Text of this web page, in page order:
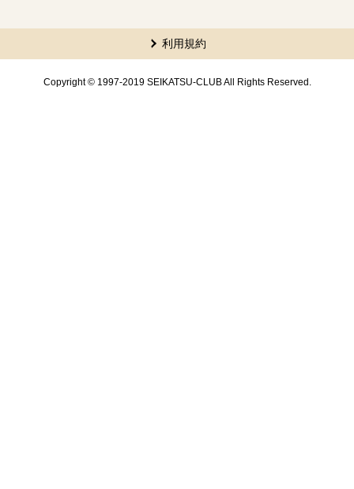
ここから共通フッターメニューです。
利用規約
Copyright © 1997-2019 SEIKATSU-CLUB All Rights Reserved.